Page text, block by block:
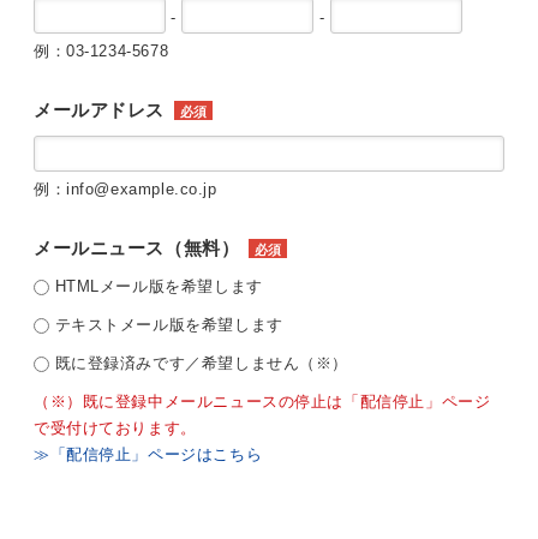
-
-
例：03-1234-5678
メールアドレス 必須
例：info@example.co.jp
メールニュース（無料） 必須
HTMLメール版を希望します
テキストメール版を希望します
既に登録済みです／希望しません（※）
（※）既に登録中メールニュースの停止は「配信停止」ページ
で受付けております。
≫「配信停止」ページはこちら